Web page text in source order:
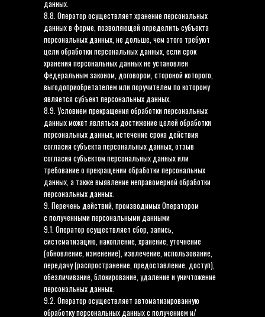
данных.
8.8. Оператор осуществляет хранение персональных
данных в форме, позволяющей определить субъекта
персональных данных, не дольше, чем этого требуют
цели обработки персональных данных, если срок
хранения персональных данных не установлен
федеральным законом, договором, стороной которого,
выгодоприобретателем или поручителем по которому
является субъект персональных данных.
8.9. Условием прекращения обработки персональных
данных может являться достижение целей обработки
персональных данных, истечение срока действия
согласия субъекта персональных данных, отзыв
согласия субъектом персональных данных или
требование о прекращении обработки персональных
данных, а также выявление неправомерной обработки
персональных данных.
9. Перечень действий, производимых Оператором
с полученными персональными данными
9.1. Оператор осуществляет сбор, запись,
систематизацию, накопление, хранение, уточнение
(обновление, изменение), извлечение, использование,
передачу (распространение, предоставление, доступ),
обезличивание, блокирование, удаление и уничтожение
персональных данных.
9.2. Оператор осуществляет автоматизированную
обработку персональных данных с получением и/